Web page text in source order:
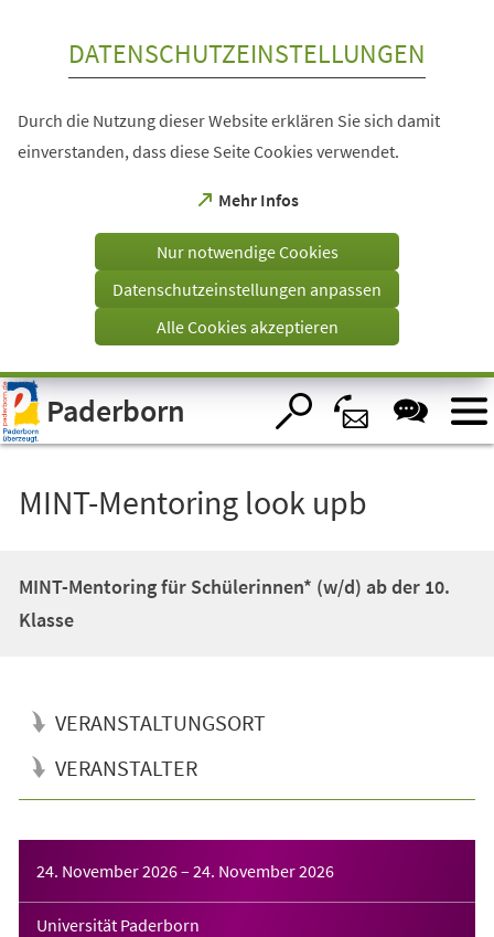
Visuelle
Assistenzsoftware
öffnen.
DATENSCHUTZEINSTELLUNGEN
Durch die Nutzung dieser Website erklären Sie sich damit
einverstanden, dass diese Seite Cookies verwendet.
Mehr Infos
(Öffnet
einem
Tab)
Nur notwendige Cookies
Datenschutzeinstellungen anpassen
Alle Cookies akzeptieren
Paderborn
MINT-Mentoring look upb
MINT-Mentoring für Schülerinnen* (w/d) ab der 10.
Klasse
VERANSTALTUNGSORT
VERANSTALTER
24. November 2026– 24. November 2026
Universität Paderborn